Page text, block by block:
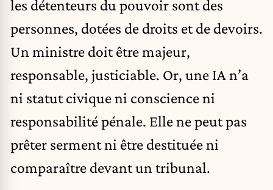
les détenteurs du pouvoir sont des
personnes, dotées de droits et de devoirs.
Un ministre doit être majeur,
responsable, justiciable. Or, une IA n’a
ni statut civique ni conscience ni
responsabilité pénale. Elle ne peut pas
prêter serment ni être destituée ni
comparaître devant un tribunal.